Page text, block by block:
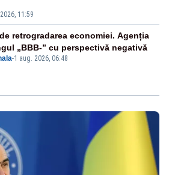
11:59
-1 aug. 2026, 06:48
retrogradarea economiei. Agenția
„BBB-” cu perspectivă negativă